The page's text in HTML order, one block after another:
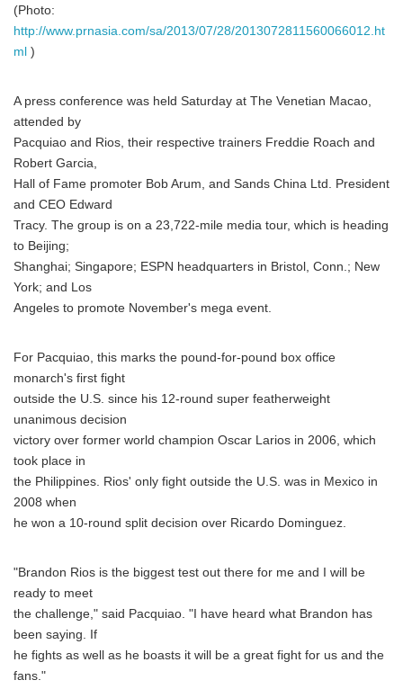
(Photo:
http://www.prnasia.com/sa/2013/07/28/2013072811560066012.ht
ml )
A press conference was held Saturday at The Venetian Macao,
attended by
Pacquiao and Rios, their respective trainers Freddie Roach and
Robert Garcia,
Hall of Fame promoter Bob Arum, and Sands China Ltd. President
and CEO Edward
Tracy. The group is on a 23,722-mile media tour, which is heading
to Beijing;
Shanghai; Singapore; ESPN headquarters in Bristol, Conn.; New
York; and Los
Angeles to promote November's mega event.
For Pacquiao, this marks the pound-for-pound box office
monarch's first fight
outside the U.S. since his 12-round super featherweight
unanimous decision
victory over former world champion Oscar Larios in 2006, which
took place in
the Philippines. Rios' only fight outside the U.S. was in Mexico in
2008 when
he won a 10-round split decision over Ricardo Dominguez.
"Brandon Rios is the biggest test out there for me and I will be
ready to meet
the challenge," said Pacquiao. "I have heard what Brandon has
been saying. If
he fights as well as he boasts it will be a great fight for us and the
fans."